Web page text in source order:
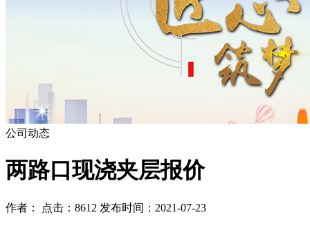
公司动态
两路口现浇夹层报价
作者： 点击：8612 发布时间：2021-07-23